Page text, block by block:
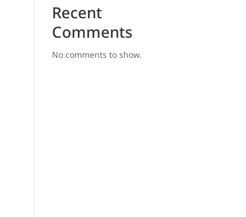
Recent
Comments
No comments to show.